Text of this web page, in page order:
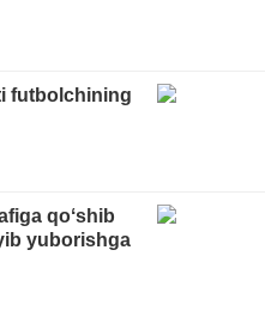
futbolchining
qoʻshib
yuborishga